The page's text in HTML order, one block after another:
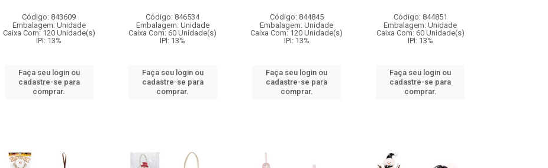
Código: 843609
Embalagem: Unidade
Caixa Com: 120 Unidade(s)
IPI: 13%
Faça seu login ou
cadastre-se para
comprar.
Código: 846534
Embalagem: Unidade
Caixa Com: 60 Unidade(s)
IPI: 13%
Faça seu login ou
cadastre-se para
comprar.
Código: 844845
Embalagem: Unidade
Caixa Com: 120 Unidade(s)
IPI: 13%
Faça seu login ou
cadastre-se para
comprar.
Código: 844851
Embalagem: Unidade
Caixa Com: 60 Unidade(s)
IPI: 13%
Faça seu login ou
cadastre-se para
comprar.